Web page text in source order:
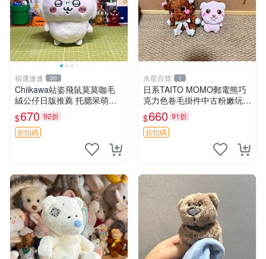
福運連連 30
Chiikawa站姿飛鼠莫莫咖毛
絨公仔日版推薦 托腮呆萌可
愛 15cm豆袋底部 當代嚴選
毛絨玩具 公仔 莫莫卡 像人
$670 92折
折扣碼
水星百貨 1
日系TAITO MOMO郵電熊巧
克力色卷毛掛件中古粉嫩玩偶
微瑕推薦 postpet momo 郵
電熊 中古玩偶
$660 91折
折扣碼